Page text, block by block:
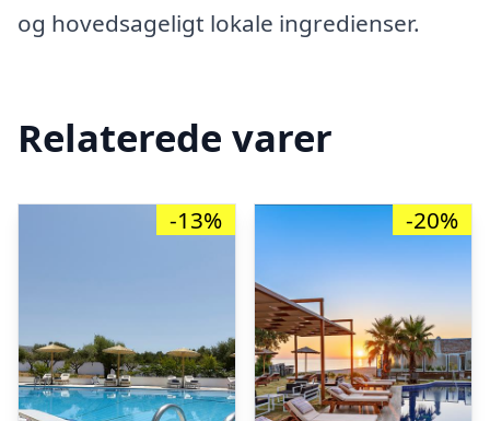
og hovedsageligt lokale ingredienser.
Relaterede varer
-13% -20%